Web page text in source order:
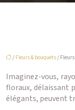
/ Fleurs & bouquets/
Imaginez-vous,
floraux, délaissant
élégants, peuvent